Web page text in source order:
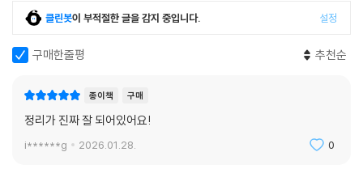
클린봇이 부적절한 글을 감지 중입니다. 설정
구매한줄평 추천순
종이책 구매
정리가 진짜 잘 되어있어요!
i******g 2026.01.28. 0